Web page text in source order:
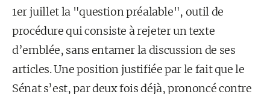
1er juillet la "question préalable", outil de
procédure qui consiste à rejeter un texte
d’emblée, sans entamer la discussion de ses
articles. Une position justifiée par le fait que le
Sénat s’est, par deux fois déjà, prononcé contre